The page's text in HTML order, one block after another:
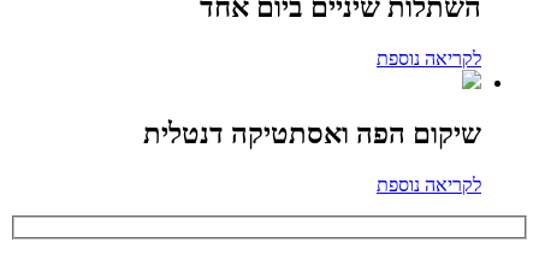
השתלות שיניים ביום אחד
לקריאה נוספת
שיקום הפה ואסתטיקה דנטלית
לקריאה נוספת